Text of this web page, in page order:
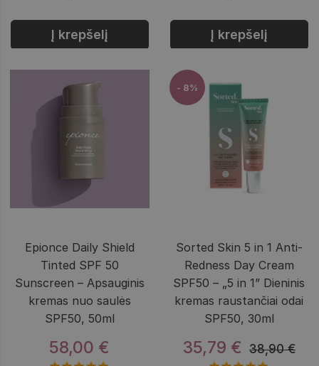
Į krepšelį Į krepšelį
Epionce Daily Shield
Tinted SPF 50
Sunscreen – Apsauginis
kremas nuo saulės
SPF50, 50ml
58,00 €
Sorted Skin 5 in 1 Anti-
Redness Day Cream
SPF50 – „5 in 1” Dieninis
kremas raustančiai odai
SPF50, 30ml
35,79 € 38,90 €
- 8%